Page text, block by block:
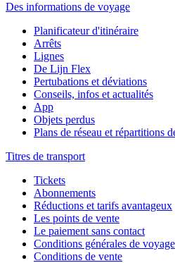
Des informations de voyage
Planificateur d'itinéraire
Arrêts
Lignes
De Lijn Flex
Pertubations et déviations
Conseils, infos et actualités
App
Objets perdus
Plans de réseau et répartitions
Titres de transport
Tickets
Abonnements
Réductions et tarifs avantageux
Les points de vente
Le paiement sans contact
Conditions générales de voyage
Conditions de vente